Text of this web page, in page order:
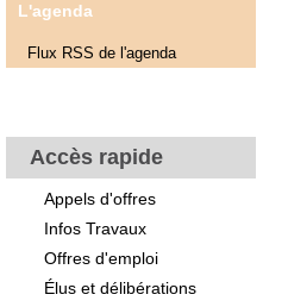
L'agenda
Flux RSS de l'agenda
Accès rapide
Appels d'offres
Infos Travaux
Offres d'emploi
Élus et délibérations